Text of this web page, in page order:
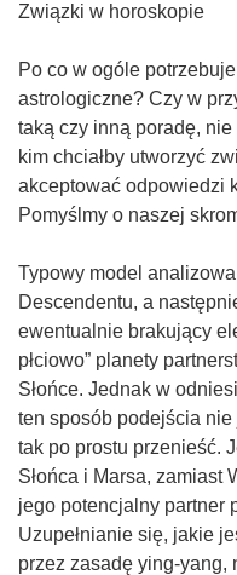
Związki w horoskopie
Po co w ogóle
astrologiczne? Czy w
taką czy inną poradę,
kim chciałby utworzyć
akceptować odpowiedzi
Pomyślmy o naszej
Typowy model
Descendentu, a
ewentualnie brakujący
płciowo” planety
Słońce. Jednak w
ten sposób podejścia
tak po prostu przenieść.
Słońca i Marsa, zamiast
jego potencjalny partner
Uzupełnianie się, jakie
przez zasadę ying-yang,